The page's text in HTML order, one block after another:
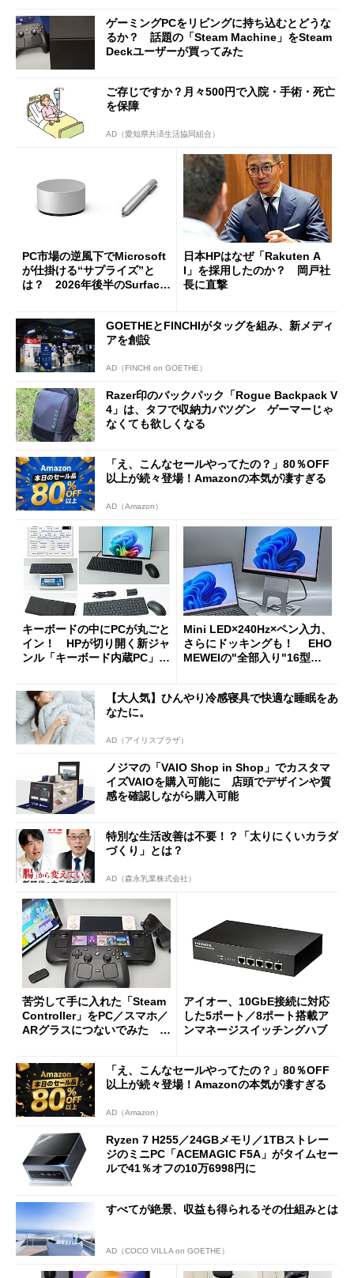
ゲーミングPCをリビングに持ち込むとどうな
るか？ 話題の「Steam Machine」をSteam
Deckユーザーが買ってみた
ご存じですか？月々500円で入院・手術・死亡
を保障
AD（愛知県共済生活協同組合）
PC市場の逆風下でMicrosoft
が仕掛ける“サプライズ”と
は？ 2026年後半のSurface
日本HPはなぜ「Rakuten A
I」を採用したのか？ 岡戸社
長に直撃
GOETHEとFINCHIがタッグを組み、新メディ
アを創設
AD（FINCHI on GOETHE）
Razer印のバックパック「Rogue Backpack V
4」は、タフで収納力バツグン ゲーマーじゃ
なくても欲しくなる
「え、こんなセールやってたの？」80％OFF
以上が続々登場！Amazonの本気が凄すぎる
AD（Amazon）
キーボードの中にPCが丸ごと
イン！ HPが切り開く新ジャ
ンル「キーボード内蔵PC」の
Mini LED×240Hz×ペン入力、
さらにドッキングも！ EHO
MEWEIの"全部入り"16型モ
【大人気】ひんやり冷感寝具で快適な睡眠をあ
なたに。
AD（アイリスプラザ）
ノジマの「VAIO Shop in Shop」でカスタマ
イズVAIOを購入可能に 店頭でデザインや質
感を確認しながら購入可能
特別な生活改善は不要！？「太りにくいカラダ
づくり」とは？
AD（森永乳業株式会社）
苦労して手に入れた「Steam
Controller」をPC／スマホ／
ARグラスにつないでみた ゲ
アイオー、10GbE接続に対応
した5ポート／8ポート搭載ア
ンマネージスイッチングハブ
「え、こんなセールやってたの？」80％OFF
以上が続々登場！Amazonの本気が凄すぎる
AD（Amazon）
Ryzen 7 H255／24GBメモリ／1TBストレー
ジのミニPC「ACEMAGIC F5A」がタイムセー
ルで41％オフの10万6998円に
すべてが絶景、収益も得られるその仕組みとは
AD（COCO VILLA on GOETHE）